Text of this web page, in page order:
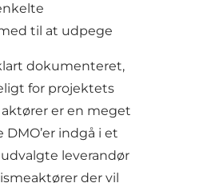
til at udpege
dokumenteret,
for projektets
er en meget
indgå i et
leverandør
der vil